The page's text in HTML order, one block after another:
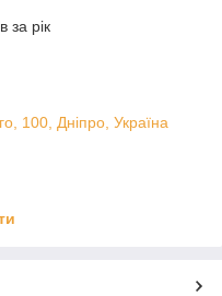
за рік
100, Дніпро, Україна